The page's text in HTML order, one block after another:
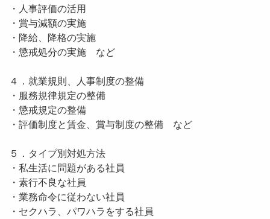
・人事評価の活用
・賞与減額の実施
・降給、降格の実施
・懲戒処分の実施 など
４．就業規則、人事制度の整備
・服務規律規定の整備
・懲戒規定の整備
・評価制度と賃金、賞与制度の整備 など
５．タイプ別対処方法
・私生活に問題がある社員
・素行不良な社員
・業務命令に従わない社員
・セクハラ、パワハラをする社員